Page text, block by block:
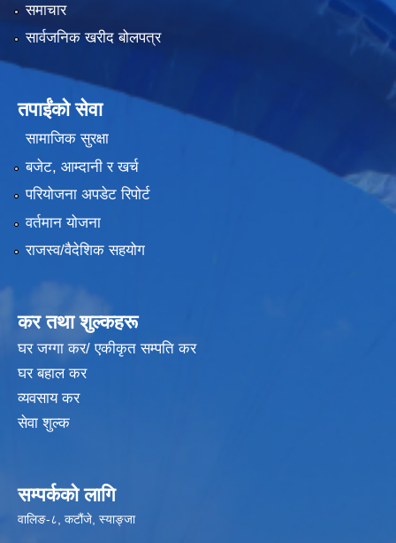
समाचार
सार्वजनिक खरीद बोलपत्र
तपाईंको सेवा
सामाजिक सुरक्षा
बजेट, आम्दानी र खर्च
परियोजना अपडेट रिपोर्ट
वर्तमान योजना
राजस्व/वैदेशिक सहयोग
कर तथा शुल्कहरू
घर जग्गा कर/ एकीकृत सम्पति कर
घर बहाल कर
व्यवसाय कर
सेवा शुल्क
सम्पर्कको लागि
वालिङ-८, कटौंजे, स्याङ्जा